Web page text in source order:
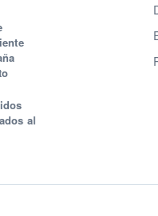
al